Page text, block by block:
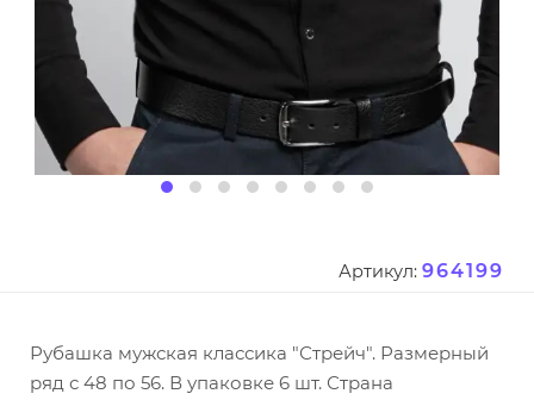
Артикул: 964199
Рубашка мужская классика "Стрейч". Размерный
ряд с 48 по 56. В упаковке 6 шт. Страна